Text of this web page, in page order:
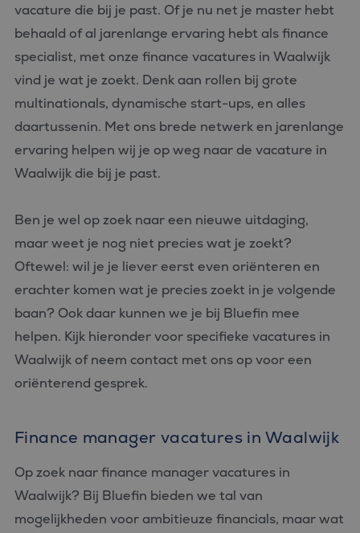
vacature die bij je past. Of je nu net je master hebt
behaald of al jarenlange ervaring hebt als finance
specialist, met onze finance vacatures in Waalwijk
vind je wat je zoekt. Denk aan rollen bij grote
multinationals, dynamische start-ups, en alles
daartussenin. Met ons brede netwerk en jarenlange
ervaring helpen wij je op weg naar de vacature in
Waalwijk die bij je past.
Ben je wel op zoek naar een nieuwe uitdaging,
maar weet je nog niet precies wat je zoekt?
Oftewel: wil je je liever eerst even oriënteren en
erachter komen wat je precies zoekt in je volgende
baan? Ook daar kunnen we je bij Bluefin mee
helpen. Kijk hieronder voor specifieke vacatures in
Waalwijk of neem contact met ons op voor een
oriënterend gesprek.
Finance manager vacatures in Waalwijk
Op zoek naar finance manager vacatures in
Waalwijk? Bij Bluefin bieden we tal van
mogelijkheden voor ambitieuze financials, maar wat